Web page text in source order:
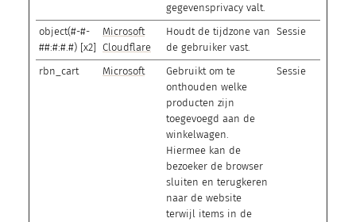
gegevensprivacy valt.
object(#-#-
##:#:#.#) [x2]
Microsoft
Cloudflare
Houdt de tijdzone van
de gebruiker vast.
Sessie
rbn_cart Microsoft
Gebruikt om te
onthouden welke
producten zijn
toegevoegd aan de
winkelwagen.
Hiermee kan de
bezoeker de browser
sluiten en terugkeren
naar de website
terwijl items in de
Sessie